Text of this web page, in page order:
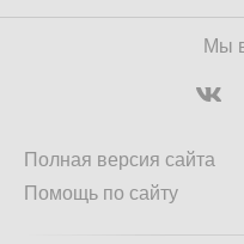
Мы
Полная версия сайта
Помощь по сайту